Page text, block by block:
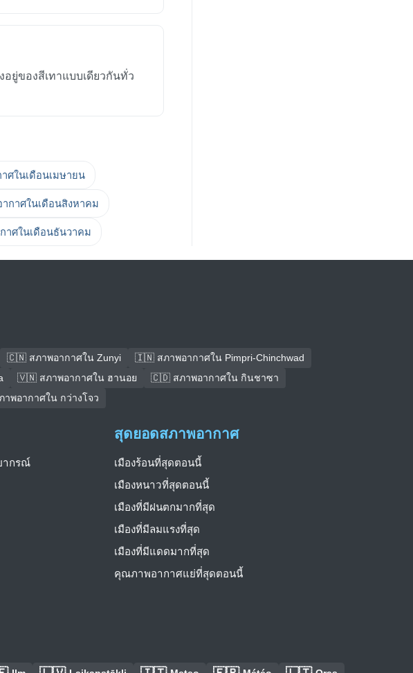
ยู่ของสีเทาแบบเดียวกันทั่ว
ศในเดือนเมษายน
กาศในเดือนสิงหาคม
าศในเดือนธันวาคม
🇨🇳 สภาพอากาศใน Zunyi
🇮🇳 สภาพอากาศใน Pimpri-Chinchwad
🇻🇳 สภาพอากาศใน ฮานอย
🇨🇩 สภาพอากาศใน กินชาซา
พอากาศใน กว่างโจว
ากรณ์
สุดยอดสภาพอากาศ
เมืองร้อนที่สุดตอนนี้
เมืองหนาวที่สุดตอนนี้
เมืองที่มีฝนตกมากที่สุด
เมืองที่มีลมแรงที่สุด
เมืองที่มีแดดมากที่สุด
คุณภาพอากาศแย่ที่สุดตอนนี้